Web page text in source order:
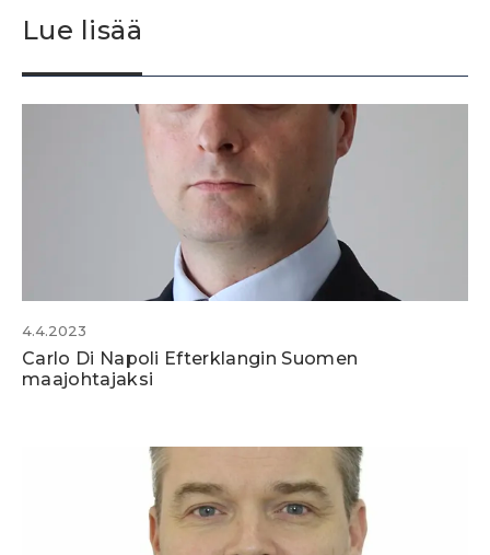
Lue lisää
4.4.2023
Carlo Di Napoli Efterklangin Suomen
maajohtajaksi